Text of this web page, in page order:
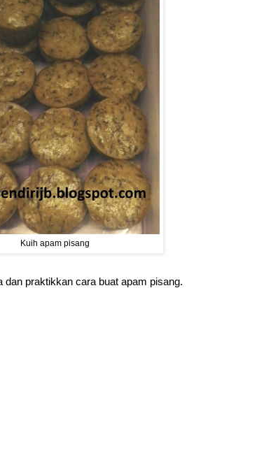
Kuih apam pisang
dan praktikkan cara buat apam pisang.